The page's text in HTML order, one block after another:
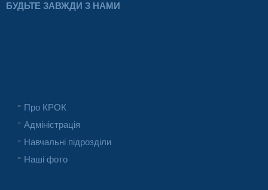
БУДЬТЕ ЗАВЖДИ З НАМИ
Про КРОК
Адміністрація
Навчальні підрозділи
Наші фото